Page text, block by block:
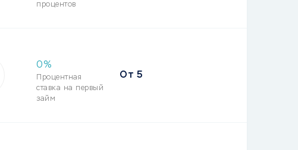
процентов
0%
Процентная
ставка на первый
займ
От 5